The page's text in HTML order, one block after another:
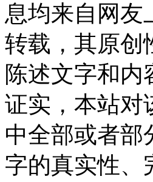
息均来自网友
转载，其原创
陈述文字和内
证实，本站对
中全部或者部
字的真实性、